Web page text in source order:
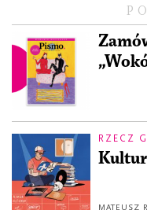
RZECZ
MATEUSZ